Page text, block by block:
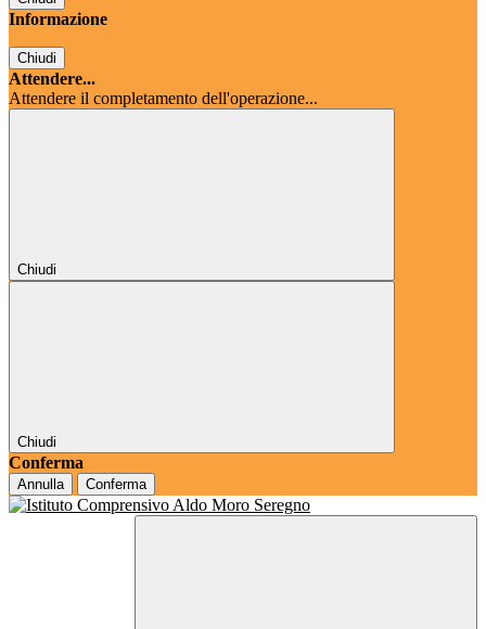
Informazione
Chiudi
Attendere...
Attendere il completamento dell'operazione...
Chiudi
Chiudi
Conferma
Annulla Conferma